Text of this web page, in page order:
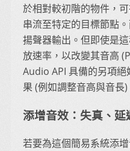
於相對較初階的物件，
串流至特定的目標節點
揚聲器輸出。但即使是
放速率，以改變其音高
Audio API 具備的另項
果 (例如調整音高與音長
添增音效：失真、延
若要為這個簡易系統添